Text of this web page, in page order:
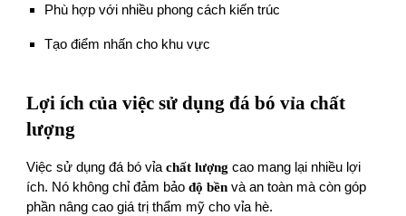
Phù hợp với nhiều phong cách kiến trúc
Tạo điểm nhấn cho khu vực
Lợi ích của việc sử dụng đá bó vỉa chất
lượng
Việc sử dụng đá bó vỉachất lượng cao mang lại nhiều lợi
ích. Nó không chỉ đảm bảođộ bền và an toàn mà còn góp
phần nâng cao giá trị thẩm mỹ cho vỉa hè.